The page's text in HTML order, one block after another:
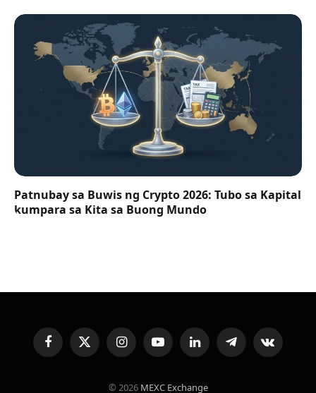
Patnubay sa Buwis ng Crypto 2026: Tubo sa Kapital
kumpara sa Kita sa Buong Mundo
FacebookX
(Twitter)
InstagramYouTubeLinkedInTelegramVKontakte
© 2026 MEXC Exchange